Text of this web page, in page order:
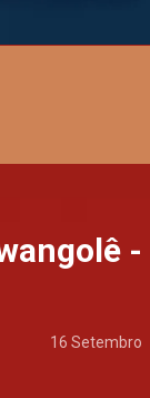
-
16 Setembro